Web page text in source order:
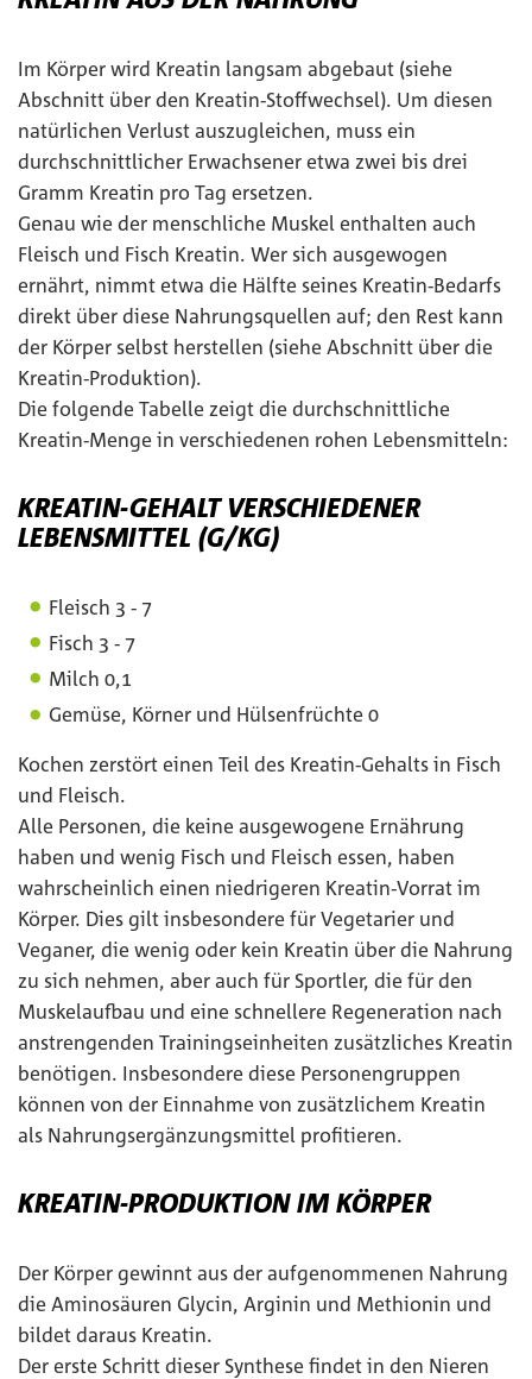
Im Körper wird Kreatin langsam abgebaut (siehe
Abschnitt über den Kreatin-Stoffwechsel). Um diesen
natürlichen Verlust auszugleichen, muss ein
durchschnittlicher Erwachsener etwa zwei bis drei
Gramm Kreatin pro Tag ersetzen.
Genau wie der menschliche Muskel enthalten auch
Fleisch und Fisch Kreatin. Wer sich ausgewogen
ernährt, nimmt etwa die Hälfte seines Kreatin-Bedarfs
direkt über diese Nahrungsquellen auf; den Rest kann
der Körper selbst herstellen (siehe Abschnitt über die
Kreatin-Produktion).
Die folgende Tabelle zeigt die durchschnittliche
Kreatin-Menge in verschiedenen rohen Lebensmitteln:
KREATIN-GEHALT VERSCHIEDENER
LEBENSMITTEL (G/KG)
Fleisch 3 - 7
Fisch 3 - 7
Milch 0,1
Gemüse, Körner und Hülsenfrüchte 0
Kochen zerstört einen Teil des Kreatin-Gehalts in Fisch
und Fleisch.
Alle Personen, die keine ausgewogene Ernährung
haben und wenig Fisch und Fleisch essen, haben
wahrscheinlich einen niedrigeren Kreatin-Vorrat im
Körper. Dies gilt insbesondere für Vegetarier und
Veganer, die wenig oder kein Kreatin über die Nahrung
zu sich nehmen, aber auch für Sportler, die für den
Muskelaufbau und eine schnellere Regeneration nach
anstrengenden Trainingseinheiten zusätzliches Kreatin
benötigen. Insbesondere diese Personengruppen
können von der Einnahme von zusätzlichem Kreatin
als Nahrungsergänzungsmittel profitieren.
KREATIN-PRODUKTION IM KÖRPER
Der Körper gewinnt aus der aufgenommenen Nahrung
die Aminosäuren Glycin, Arginin und Methionin und
bildet daraus Kreatin.
Der erste Schritt dieser Synthese findet in den Nieren